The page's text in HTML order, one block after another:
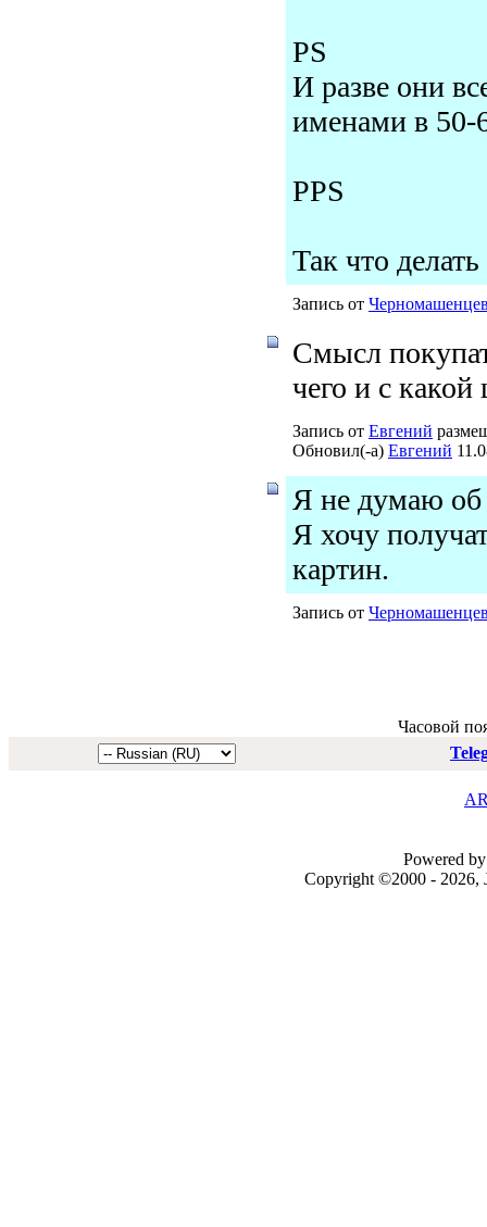
PS
И разве они
именами в 50-
PPS
Так что
Запись от
Смысл
чего и с
Запись от Евгений
Обновил(-а) Евгений
Я не думаю об
Я хочу
картин.
Запись от
Часовой
Powered
Copyright ©2000 - 2026,